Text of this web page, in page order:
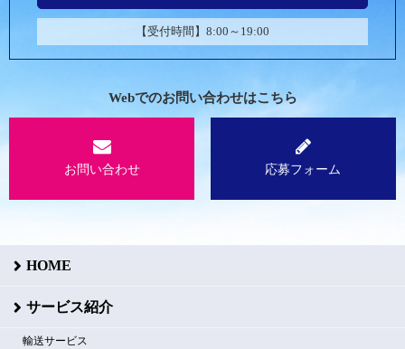
【受付時間】8:00～19:00
Webでのお問い合わせはこちら
お問い合わせ 応募フォーム
HOME
サービス紹介
輸送サービス